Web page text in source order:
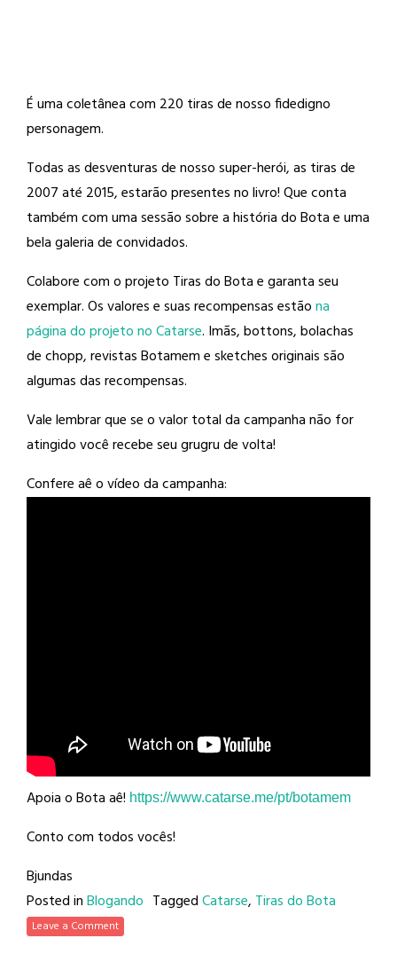
É uma coletânea com 220 tiras de nosso fidedigno
personagem.
Todas as desventuras de nosso super-herói, as tiras de
2007 até 2015, estarão presentes no livro! Que conta
também com uma sessão sobre a história do Bota e uma
bela galeria de convidados.
Colabore com o projeto Tiras do Bota e garanta seu
exemplar. Os valores e suas recompensas estãona
página do projeto no Catarse. Imãs, bottons, bolachas
de chopp, revistas Botamem e sketches originais são
algumas das recompensas.
Vale lembrar que se o valor total da campanha não for
atingido você recebe seu grugru de volta!
Confere aê o vídeo da campanha:
Apoia o Bota aê! https://www.catarse.me/pt/botamem
Conto com todos vocês!
Bjundas
Posted inBlogando TaggedCatarse, Tiras do Bota
Leave a Comment